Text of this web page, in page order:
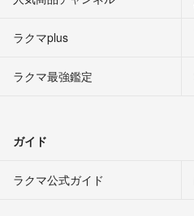
ラクマplus
ラクマ最強鑑定
ガイド
ラクマ公式ガイド